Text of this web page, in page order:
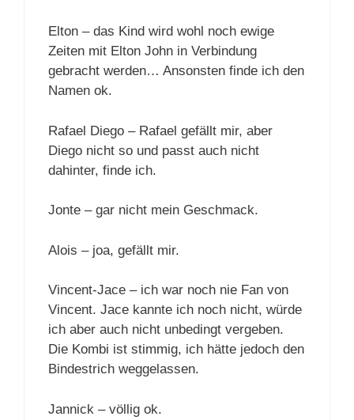
Elton – das Kind wird wohl noch ewige
Zeiten mit Elton John in Verbindung
gebracht werden… Ansonsten finde ich den
Namen ok.
Rafael Diego – Rafael gefällt mir, aber
Diego nicht so und passt auch nicht
dahinter, finde ich.
Jonte – gar nicht mein Geschmack.
Alois – joa, gefällt mir.
Vincent-Jace – ich war noch nie Fan von
Vincent. Jace kannte ich noch nicht, würde
ich aber auch nicht unbedingt vergeben.
Die Kombi ist stimmig, ich hätte jedoch den
Bindestrich weggelassen.
Jannick – völlig ok.